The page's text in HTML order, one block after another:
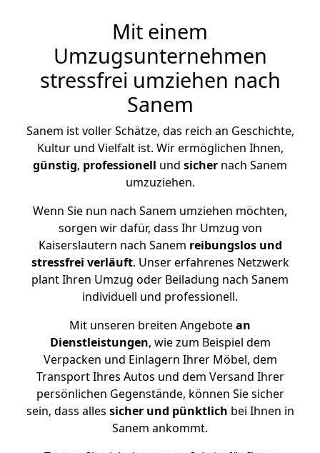
Mit einem
Umzugsunternehmen
stressfrei umziehen nach
Sanem
Sanem ist voller Schätze, das reich an Geschichte,
Kultur und Vielfalt ist. Wir ermöglichen Ihnen,
günstig, professionell und sicher nach Sanem
umzuziehen.
Wenn Sie nun nach Sanem umziehen möchten,
sorgen wir dafür, dass Ihr Umzug von
Kaiserslautern nach Sanem reibungslos und
stressfrei verläuft. Unser erfahrenes Netzwerk
plant Ihren Umzug oder Beiladung nach Sanem
individuell und professionell.
Mit unseren breiten Angebotean
Dienstleistungen, wie zum Beispiel dem
Verpacken und Einlagern Ihrer Möbel, dem
Transport Ihres Autos und dem Versand Ihrer
persönlichen Gegenstände, können Sie sicher
sein, dass alles sicher und pünktlich bei Ihnen in
Sanem ankommt.